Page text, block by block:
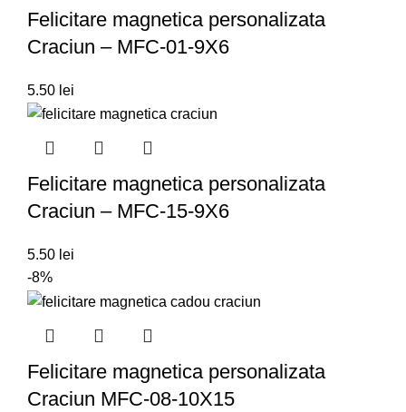
Felicitare magnetica personalizata
Craciun – MFC-01-9X6
5.50 lei
Felicitare magnetica personalizata
Craciun – MFC-15-9X6
5.50 lei
-8%
Felicitare magnetica personalizata
Craciun MFC-08-10X15